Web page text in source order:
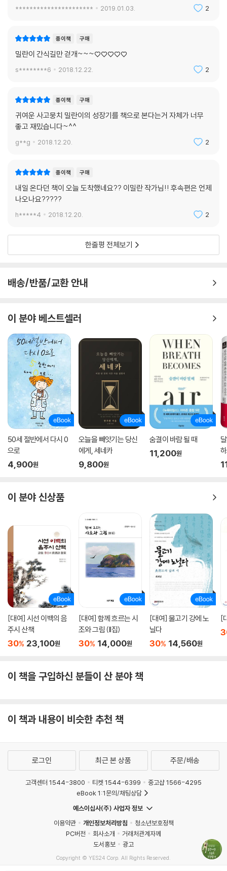
했지만, 아예 못 쓸 정도는 아니었다. 그런데 그걸 보곤 내 마음도 모르고
이젠 내 체력의 비밀도 알게 됐겠다, 나도 더 이상 꺼릴 게 없어 엄마와 공
치지 않고 날듯이 빠르게 뛰어오자, 엄마가 “우리 밀란이, 개 같지 않고 새
외치기 시작했다. “공 갖고 날아와라, 이 개새야!!” 여기서 ‘새’ 할 때 시옷
과 비슷하게 느껴졌지만, 분명 날아다니는 새와 비교를 하긴 한 것 같으니
내가 한 인테리어 작업 중에서 유일하게 후회하는 게 하나 있는데, 개춘기
나 솔솔 통하게 하려고 한 짓인데 요즘 들어 후회하고 있다. 한파주의보가
아놨는데, 하도 추워서 내가 그걸 독차지하고 있다. 내가 해놓은 짓이라 미
그러고 보니 하나뿐인 미니 난로도 내가 쓰고 있군.
- 제2장 우리집을 파괴하러 온 나의 구원자
개도 이렇게 양가감정을 느낀다는 걸, 인간들은 알까? 입으로는 하고 싶은
대로 다 뜯으면서, 한편으로는 죄책감을 느낀다. 식구들이 집에 들어와 난
리 난 집을 본 순간, 조금이라도 덜 혼나려고 귀를 뒤로 접고 항복의 배 까
기를 하는 비굴한 내 모습…. 아무것도 몰랐던 어렸을 때는 아무 눈치 안 보
고 떳떳했는데. 휴… 왜 난 “안 돼!”라는 말을 알아듣게 된 걸까…. 정말 아
- 제3장 밀란이랑 걱정말개
자서전을 쓰면서 식구들을 많이 한심하게 표현하고 별로 안 좋아하는 척했
지만. 사실 나에게 가장 특별한 건 바로 우리 식구다. 그리고 나도 이들에게
가장 특별한 존재라는 걸 알고 있다.
서로 오해도 하고 미워한 적도 있지만 그래도 우린 평생 함께할, 세상에서
가장 사랑하는 사이다. 그리고 나 아니면 누가 이 모자란 오합지졸을 거둬
주겠나. 기왕 이렇게 된 거 끝까지 끌어안고 살아야지.
인간에 비하면 그리 길지 않은 견생이지만, 죽는 날까지 이렇게 함께 웃고
울고 싸우고 화해하고 사랑하면서 보낼 거다. 내가 태어나자마자 알아보고
데려와줘서 많이 고마워.
********************** 2019.01.03. 2
종이책 구매
밀란이 간식길만 걷개~~~♡♡♡♡♡
s********6 2018.12.22. 2
종이책 구매
귀여운 사고뭉치 밀란이의 성장기를 책으로 본다는거 자체가 너무
좋고 재밌습니다~^^
g**g 2018.12.20. 2
종이책 구매
내일 온다던 책이 오늘 도착했네요?? 이밀란 작가님!! 후속편은 언제
나오나요?????
h*****4 2018.12.20. 2
한줄평 전체보기
배송/반품/교환 안내
이 분야 베스트셀러
50세 절반에서 다시 0
으로
4,900원
오늘을 빼앗기는 당신
에게, 세네카
9,800원
숨결이 바람 될 때
11,200원
이 분야 신상품
[대여] 시선 이백의 음
주시 산책
30% 23,100원
[대여] 함께 흐르는 시
조와 그림 (II집)
30% 14,000원
[대여] 물고기 강에 노
닐다
30% 14,560원
[
이 책을 구입하신 분들이 산 분야 책
이 책과 내용이 비슷한 추천 책
로그인 최근 본 상품 주문/배송
고객센터 1544-3800 티켓 1544-6399
중고샵 1566-4295
eBook 1:1문의/채팅상담
예스이십사(주) 사업자 정보
이용약관
개인정보처리방침
청소년보호정책
PC버전
회사소개
거래처관계자께
도서홍보
광고
Copyright © YES24 Corp. All Rights Reserved.